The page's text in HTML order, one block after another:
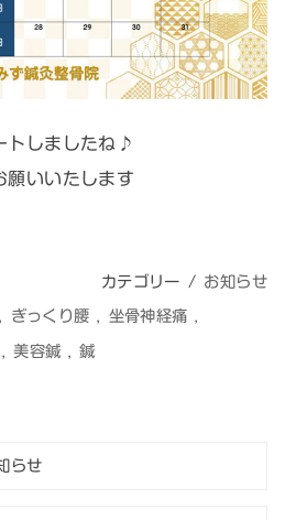
トしましたね♪
願いいたします
カテゴリー お知らせ
ぎっくり腰 坐骨神経痛
美容鍼 鍼
らせ